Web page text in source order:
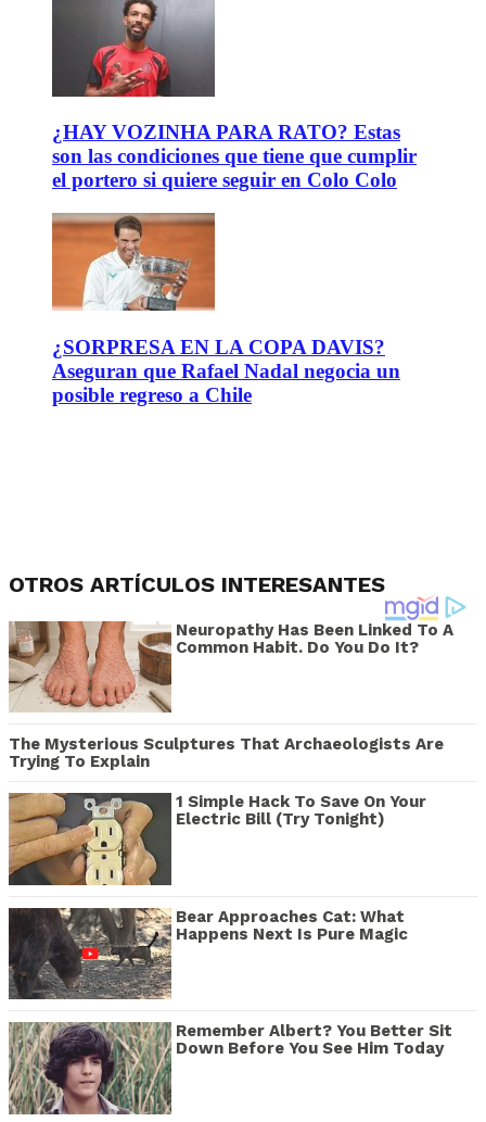
¿HAY VOZINHA PARA RATO? Estas
son las condiciones que tiene que cumplir
el portero si quiere seguir en Colo Colo
¿SORPRESA EN LA COPA DAVIS?
Aseguran que Rafael Nadal negocia un
posible regreso a Chile
OTROS ARTÍCULOS INTERESANTES
Neuropathy Has Been Linked To A
Common Habit. Do You Do It?
The Mysterious Sculptures That Archaeologists Are
Trying To Explain
1 Simple Hack To Save On Your
Electric Bill (Try Tonight)
Bear Approaches Cat: What
Happens Next Is Pure Magic
Remember Albert? You Better Sit
Down Before You See Him Today